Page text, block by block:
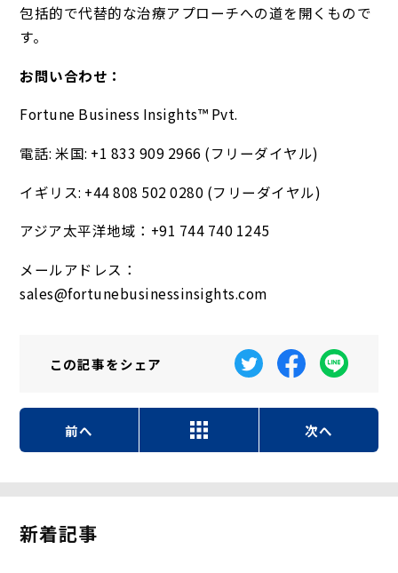
包括的で代替的な治療アプローチへの道を開くもので
す。
お問い合わせ：
Fortune Business Insights™ Pvt.
電話: 米国: +1 833 909 2966 (フリーダイヤル)
イギリス: +44 808 502 0280 (フリーダイヤル)
アジア太平洋地域：+91 744 740 1245
メールアドレス：
sales@fortunebusinessinsights.com
この記事をシェア
前へ 次へ
新着記事